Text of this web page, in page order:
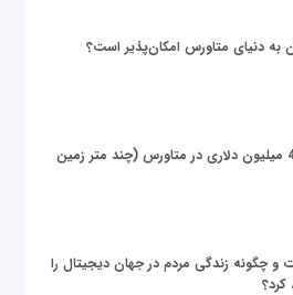
به دنیای متاورس امکان‌پذیر است؟
خرید زمین 4.3 میلیون دلاری در متاورس (چند متر زمین
چگونه زندگی مردم در جهان دیجیتال را